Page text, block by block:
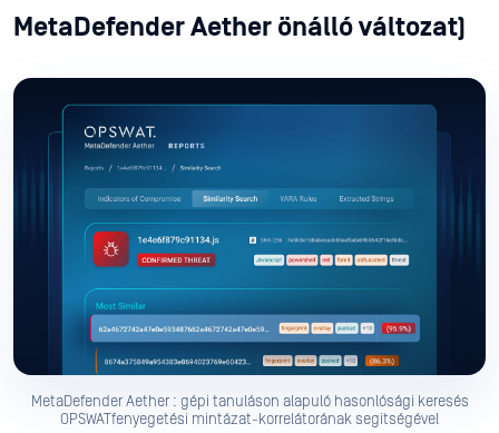
MetaDefender Aether önálló változat)
MetaDefender Aether : gépi tanuláson alapuló hasonlósági keresés
OPSWATfenyegetési mintázat-korrelátorának segítségével